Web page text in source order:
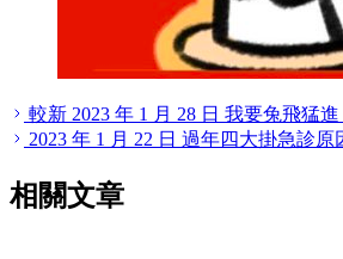
較新 2023 年 1 月 28 日 我要兔飛猛進
2023 年 1 月 22 日 過年四大掛急診原
相關文章